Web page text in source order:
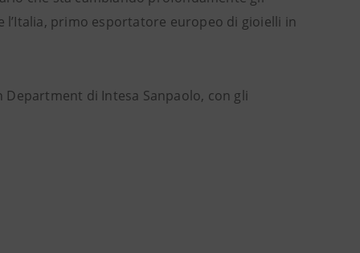
primo esportatore europeo di gioielli in
Department di Intesa Sanpaolo, con gli